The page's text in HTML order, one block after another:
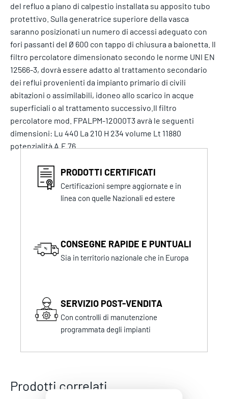
del refluo a piano di calpestio installata su apposito tubo
protettivo. Sulla generatrice superiore della vasca
saranno posizionati un numero di accessi adeguato con
fori passanti del Ø 600 con tappo di chiusura a baionetta. Il
filtro percolatore dimensionato secondo le norme UNI EN
12566-3, dovrà essere adatto al trattamento secondario
dei reflui provenienti da impianto primario di civili
abitazioni o assimilabili, idoneo allo scarico in acque
superficiali o al trattamento successivo.Il filtro
percolatore mod. FPALPM-12000T3 avrà le seguenti
dimensioni: Lu 440 La 210 H 234 volume Lt 11880
potenzialità A.E 76
PRODOTTI CERTIFICATI
Certificazioni sempre aggiornate e in
linea con quelle Nazionali ed estere
CONSEGNE RAPIDE E PUNTUALI
Sia in territorio nazionale che in Europa
SERVIZIO POST-VENDITA
Con controlli di manutenzione
programmata degli impianti
Prodotti correlati